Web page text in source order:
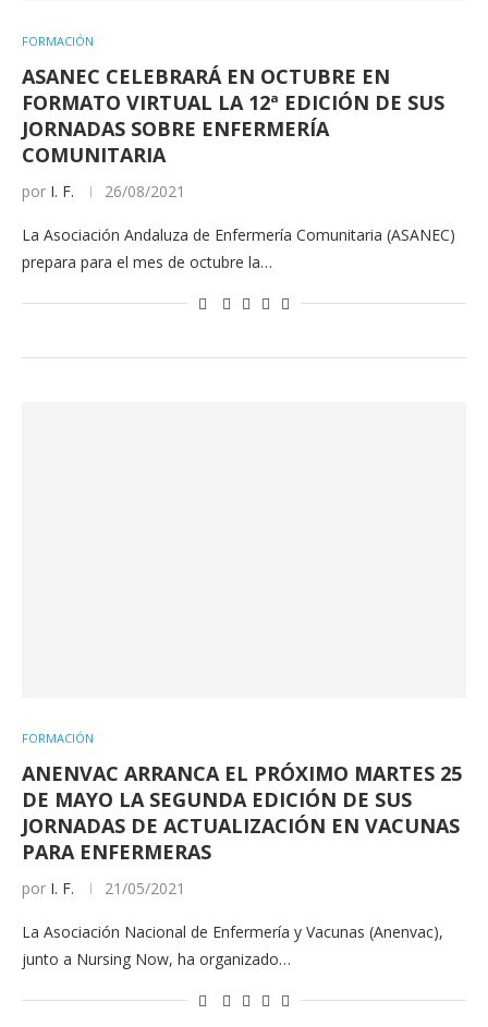
FORMACIÓN
ASANEC CELEBRARÁ EN OCTUBRE EN
FORMATO VIRTUAL LA 12ª EDICIÓN DE SUS
JORNADAS SOBRE ENFERMERÍA
COMUNITARIA
por I. F. 26/08/2021
La Asociación Andaluza de Enfermería Comunitaria (ASANEC)
prepara para el mes de octubre la…
FORMACIÓN
ANENVAC ARRANCA EL PRÓXIMO MARTES 25
DE MAYO LA SEGUNDA EDICIÓN DE SUS
JORNADAS DE ACTUALIZACIÓN EN VACUNAS
PARA ENFERMERAS
por I. F. 21/05/2021
La Asociación Nacional de Enfermería y Vacunas (Anenvac),
junto a Nursing Now, ha organizado…